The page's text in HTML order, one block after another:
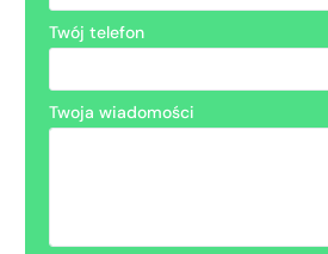
Twój telefon
Twoja wiadomości